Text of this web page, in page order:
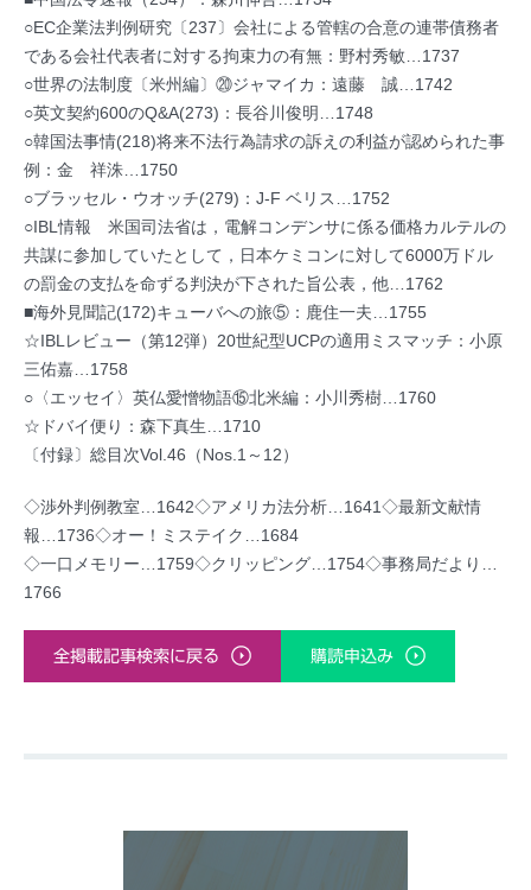
○EC企業法判例研究〔237〕会社による管轄の合意の連帯債務者
である会社代表者に対する拘束力の有無：野村秀敏…1737
○世界の法制度〔米州編〕⑳ジャマイカ：遠藤 誠…1742
○英文契約600のQ&A(273)：長谷川俊明…1748
○韓国法事情(218)将来不法行為請求の訴えの利益が認められた事
例：金 祥洙…1750
○ブラッセル・ウオッチ(279)：J-F ベリス…1752
○IBL情報 米国司法省は，電解コンデンサに係る価格カルテルの
共謀に参加していたとして，日本ケミコンに対して6000万ドル
の罰金の支払を命ずる判決が下された旨公表，他…1762
■海外見聞記(172)キューバへの旅⑤：鹿住一夫…1755
☆IBLレビュー（第12弾）20世紀型UCPの適用ミスマッチ：小原
三佑嘉…1758
○〈エッセイ〉英仏愛憎物語⑮北米編：小川秀樹…1760
☆ドバイ便り：森下真生…1710
〔付録〕総目次Vol.46（Nos.1～12）
◇渉外判例教室…1642◇アメリカ法分析…1641◇最新文献情
報…1736◇オー！ミステイク…1684
◇一口メモリー…1759◇クリッピング…1754◇事務局だより…
1766
全掲載記事検索に戻る 購読申込み